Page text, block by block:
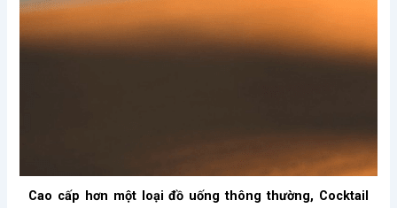
Cao cấp hơn một loại đồ uống thông thường, Cocktail